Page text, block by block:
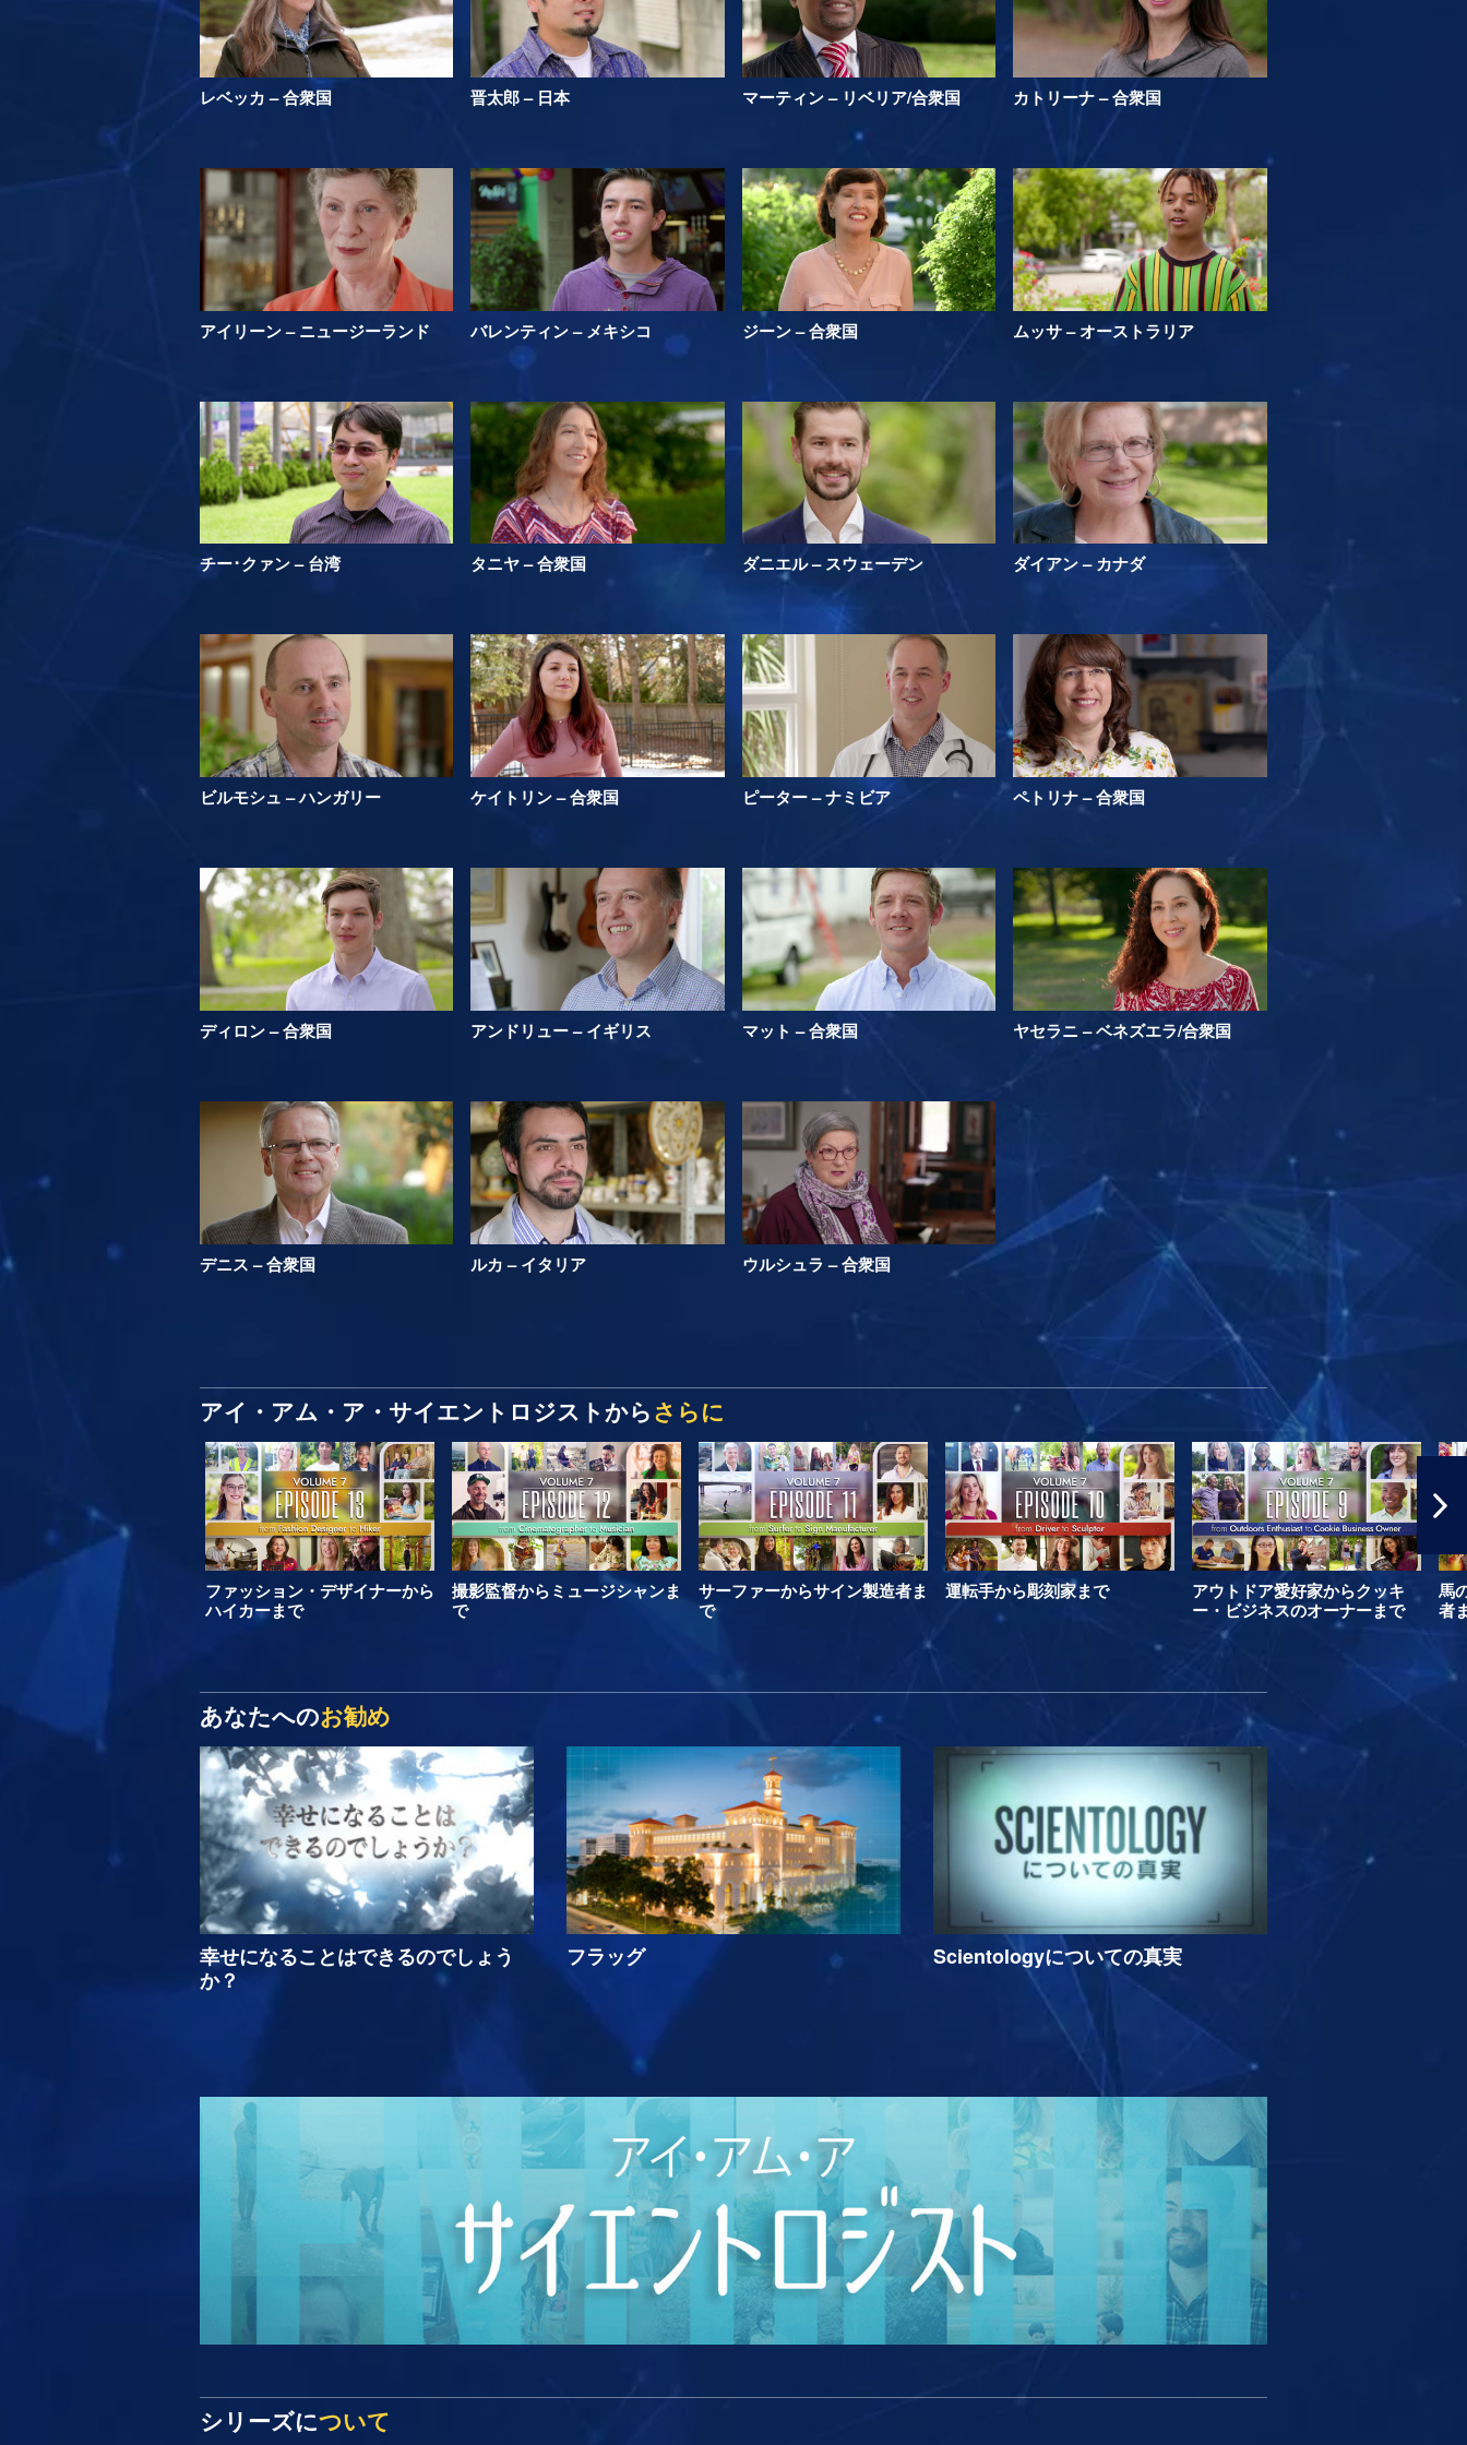
レベッカ – 合衆国 晋太郎 – 日本 マーティン – リベリア/合衆国 カトリーナ – 合衆国
アイリーン – ニュージーランド バレンティン – メキシコ ジーン – 合衆国 ムッサ – オーストラリア
チー･クァン – 台湾 タニヤ – 合衆国 ダニエル – スウェーデン ダイアン – カナダ
ビルモシュ – ハンガリー ケイトリン – 合衆国 ピーター – ナミビア ペトリナ – 合衆国
ディロン – 合衆国 アンドリュー – イギリス マット – 合衆国 ヤセラニ – ベネズエラ/合衆国
デニス – 合衆国 ルカ – イタリア ウルシュラ – 合衆国
アイ・アム・ア・サイエントロジストからさらに
ファッション・デザイナーから
ハイカーまで
撮影監督からミュージシャンま
で
サーファーからサイン製造者ま
で
運転手から彫刻家まで
アウトドア愛好家からクッキ
ー・ビジネスのオーナーまで
馬
者
あなたへのお勧め
幸せになることはできるのでしょう
か？
フラッグ Scientologyについての真実
シリーズについて